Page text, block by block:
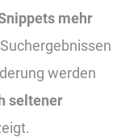
mehr
werden
seltener